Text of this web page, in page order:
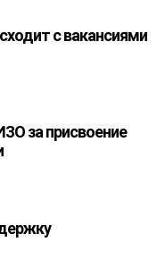
с вакансиями
за присвоение